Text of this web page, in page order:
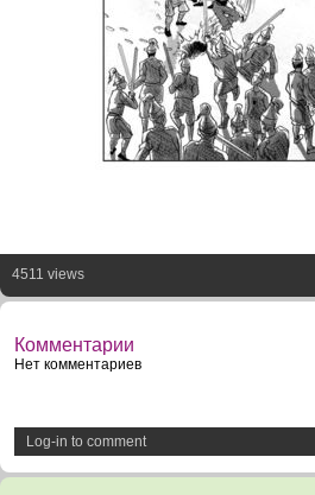
4511 views
Комментарии
Нет комментариев
Log-in to comment